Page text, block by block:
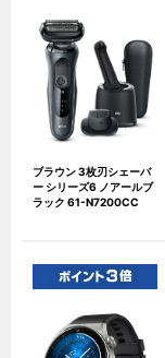
ブラウン 3枚刃シェーバ
ー シリーズ6 ノアールブ
ラック 61-N7200CC